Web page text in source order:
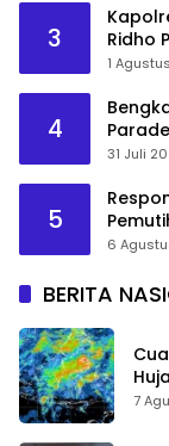
3
Ridho
1
4
31 Juli
5
6
BERITA
7